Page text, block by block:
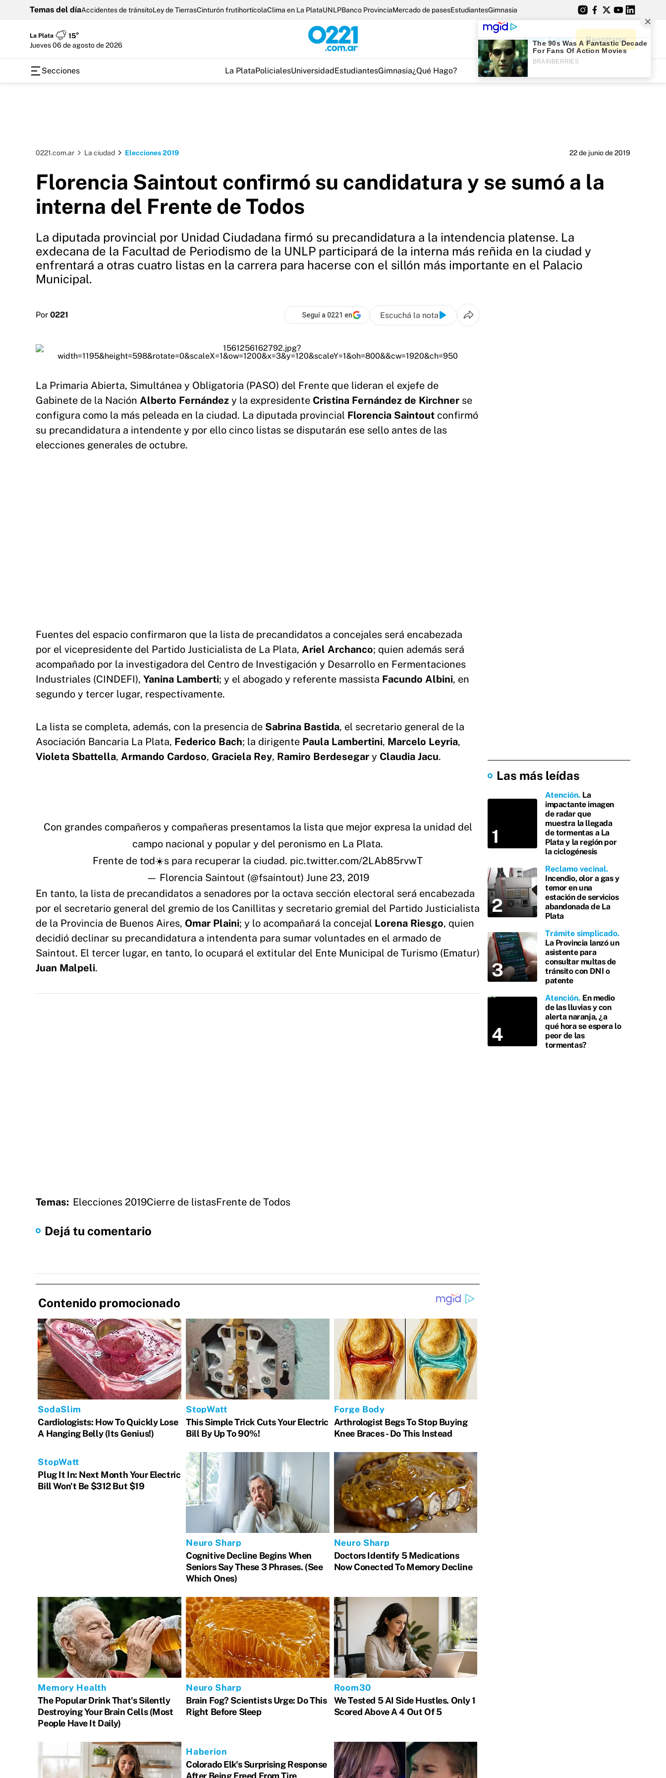
Temas del díaAccidentes de tránsitoLey de TierrasCinturón frutihortícolaClima en La PlataUNLPBanco ProvinciaMercado de pasesEstudiantesGimnasia
La Plata
15°
jueves 06 de agosto de 2026
Iniciar Sesión Registrarse
Secciones La PlataPolicialesUniversidadEstudiantesGimnasia¿Qué Hago?
0221.com.ar La ciudad Elecciones 2019 22 de junio de 2019
Florencia Saintout confirmó su candidatura y se sumó a la
interna del Frente de Todos
La diputada provincial por Unidad Ciudadana firmó su precandidatura a la intendencia platense. La
exdecana de la Facultad de Periodismo de la UNLP participará de la interna más reñida en la ciudad y
enfrentará a otras cuatro listas en la carrera para hacerse con el sillón más importante en el Palacio
Municipal.
Por 0221 Seguí a 0221 en Escuchá la nota
La Primaria Abierta, Simultánea y Obligatoria (PASO) del Frente que lideran el exjefe de
Gabinete de la Nación Alberto Fernández y la expresidente Cristina Fernández de Kirchner se
configura como la más peleada en la ciudad. La diputada provincial Florencia Saintout confirmó
su precandidatura a intendente y por ello cinco listas se disputarán ese sello antes de las
elecciones generales de octubre.
Fuentes del espacio confirmaron que la lista de precandidatos a concejales será encabezada
por el vicepresidente del Partido Justicialista de La Plata, Ariel Archanco; quien además será
acompañado por la investigadora del Centro de Investigación y Desarrollo en Fermentaciones
Industriales (CINDEFI), Yanina Lamberti; y el abogado y referente massista Facundo Albini, en
segundo y tercer lugar, respectivamente.
La lista se completa, además, con la presencia de Sabrina Bastida, el secretario general de la
Asociación Bancaria La Plata, Federico Bach; la dirigente Paula Lambertini, Marcelo Leyria,
Violeta Sbattella, Armando Cardoso, Graciela Rey, Ramiro Berdesegar y Claudia Jacu.
Con grandes compañeros y compañeras presentamos la lista que mejor expresa la unidad del
campo nacional y popular y del peronismo en La Plata.
Frente de tod☀️s para recuperar la ciudad. pic.twitter.com/2LAb85rvwT
— Florencia Saintout (@fsaintout) June 23, 2019
En tanto, la lista de precandidatos a senadores por la octava sección electoral será encabezada
por el secretario general del gremio de los Canillitas y secretario gremial del Partido Justicialista
de la Provincia de Buenos Aires, Omar Plaini; y lo acompañará la concejal Lorena Riesgo, quien
decidió declinar su precandidatura a intendenta para sumar voluntades en el armado de
Saintout. El tercer lugar, en tanto, lo ocupará el extitular del Ente Municipal de Turismo (Ematur)
Juan Malpeli.
Temas: Elecciones 2019Cierre de listasFrente de Todos
Dejá tu comentario
Las más leídas
Atención La
impactante imagen
de radar que
muestra la llegada
de tormentas a La
Plata y la región por
la ciclogénesis
Reclamo vecinal
Incendio, olor a gas y
temor en una
estación de servicios
abandonada de La
Plata
Trámite simplicado
La Provincia lanzó un
asistente para
consultar multas de
tránsito con DNI o
patente
Atención En medio
de las lluvias y con
alerta naranja, ¿a
qué hora se espera lo
peor de las
tormentas?